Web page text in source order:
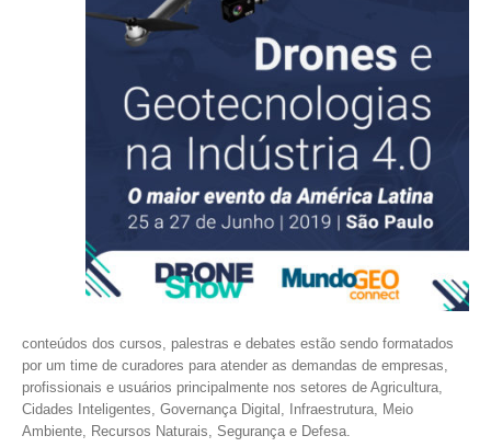
conteúdos dos cursos, palestras e debates estão sendo formatados
por um time de curadores para atender as demandas de empresas,
profissionais e usuários principalmente nos setores de Agricultura,
Cidades Inteligentes, Governança Digital, Infraestrutura, Meio
Ambiente, Recursos Naturais, Segurança e Defesa.